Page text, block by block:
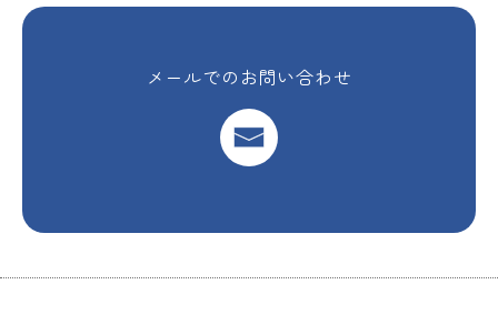
メールでのお問い合わせ